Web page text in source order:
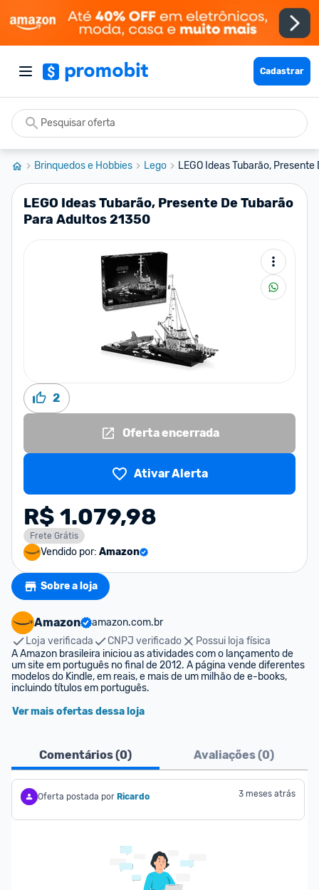
Cadastrar
Brinquedos e Hobbies Lego LEGO Ideas Tubarão,
LEGO Ideas Tubarão, Presente De Tubarão
Para Adultos 21350
2
Oferta encerrada
Ativar Alerta
R$ 1.079,98
Frete Grátis
Vendido por: Amazon
Sobre a loja
Amazon
amazon.com.br
Loja verificada
CNPJ verificado
Possui loja física
A Amazon brasileira iniciou as atividades com o lançamento de
um site em português no final de 2012. A página vende diferentes
modelos do Kindle, em reais, e mais de um milhão de e-books,
incluindo títulos em português.
Ver mais ofertas dessa loja
Comentários (0) Avaliações (0)
Oferta postada por Ricardo 3 meses atrás